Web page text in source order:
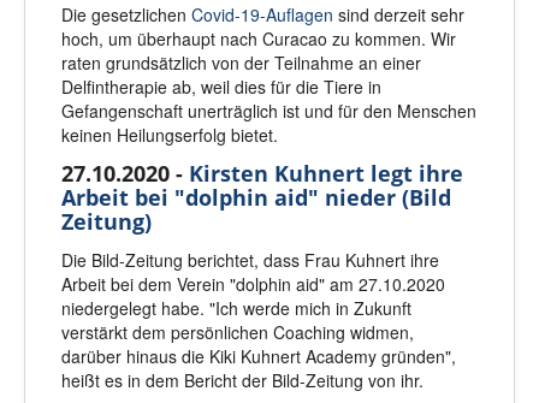
Die gesetzlichen Covid-19-Auflagen sind derzeit sehr
hoch, um überhaupt nach Curacao zu kommen. Wir
raten grundsätzlich von der Teilnahme an einer
Delfintherapie ab, weil dies für die Tiere in
Gefangenschaft unerträglich ist und für den Menschen
keinen Heilungserfolg bietet.
27.10.2020 - Kirsten Kuhnert legt ihre
Arbeit bei "dolphin aid" nieder (Bild
Zeitung)
Die Bild-Zeitung berichtet, dass Frau Kuhnert ihre
Arbeit bei dem Verein "dolphin aid" am 27.10.2020
niedergelegt habe. "Ich werde mich in Zukunft
verstärkt dem persönlichen Coaching widmen,
darüber hinaus die Kiki Kuhnert Academy gründen",
heißt es in dem Bericht der Bild-Zeitung von ihr.